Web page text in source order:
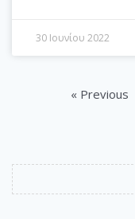
30 Ιουνίου 2022
« Previous